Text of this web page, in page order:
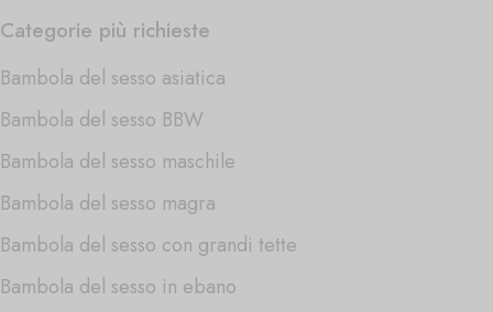
Categorie più richieste
Bambola del sesso asiatica
Bambola del sesso BBW
Bambola del sesso maschile
Bambola del sesso magra
Bambola del sesso con grandi tette
Bambola del sesso in ebano